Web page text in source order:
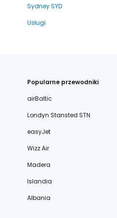
Sydney SYD
Usługi
Popularne przewodniki
airBaltic
Londyn Stansted STN
easyJet
Wizz Air
Madera
Islandia
Albania